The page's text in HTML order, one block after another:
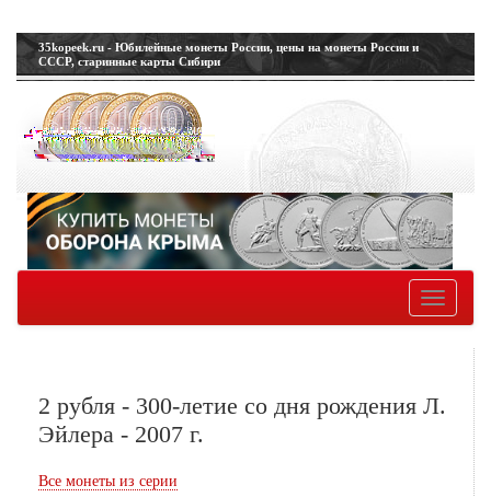
35kopeek.ru - Юбилейные монеты России, цены на монеты России и
СССР, старинные карты Сибири
Toggle
2 рубля - 300-летие со дня рождения Л.
Эйлера - 2007 г.
Все монеты из серии